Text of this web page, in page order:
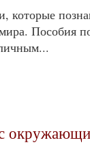
которые
Пособия